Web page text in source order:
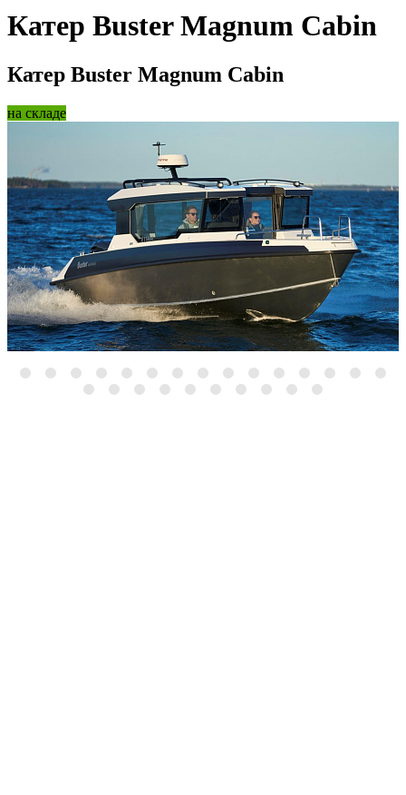
Катер Buster Magnum Cabin
Катер Buster Magnum Cabin
на складе